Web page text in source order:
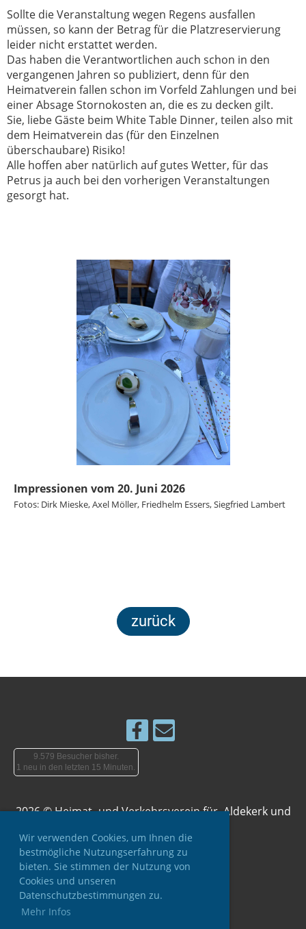
Wir verwenden Cookies, um Ihnen die
bestmögliche Nutzungserfahrung zu
bieten. Sie stimmen der Nutzung von
Cookies und unseren
Datenschutzbestimmungen zu.
Mehr Infos
Sollte die Veranstaltung wegen Regens ausfallen
müssen, so kann der Betrag für die Platzreservierung
leider nicht erstattet werden.
Das haben die Verantwortlichen auch schon in den
vergangenen Jahren so publiziert, denn für den
Heimatverein fallen schon im Vorfeld Zahlungen und bei
einer Absage Stornokosten an, die es zu decken gilt.
Sie, liebe Gäste beim White Table Dinner, teilen also mit
dem Heimatverein das (für den Einzelnen
überschaubare) Risiko!
Alle hoffen aber natürlich auf gutes Wetter, für das
Petrus ja auch bei den vorherigen Veranstaltungen
gesorgt hat.
Impressionen vom 20. Juni 2026
Fotos: Dirk Mieske, Axel Möller, Friedhelm Essers, Siegfried Lambert
zurück
9.579 Besucher bisher.
1 neu in den letzten 15 Minuten.
2026 © Heimat- und Verkehrsverein für Aldekerk und
Erstellt mit ClubDesk Vereinssoftware
Impressum